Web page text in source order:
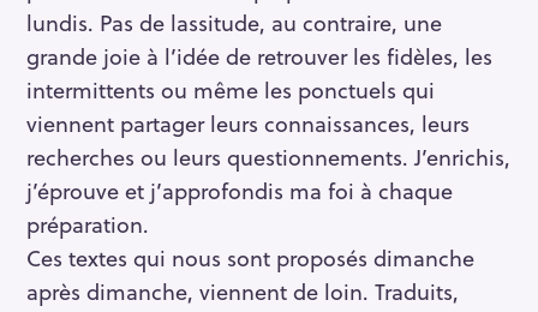
lundis. Pas de lassitude, au contraire, une
grande joie à l’idée de retrouver les fidèles, les
intermittents ou même les ponctuels qui
viennent partager leurs connaissances, leurs
recherches ou leurs questionnements. J’enrichis,
j’éprouve et j’approfondis ma foi à chaque
préparation.
Ces textes qui nous sont proposés dimanche
après dimanche, viennent de loin. Traduits,